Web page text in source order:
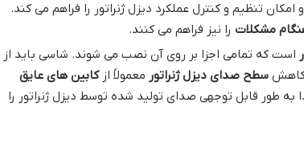
تنظیم و کنترل عملکرد دیزل ژنراتور را فراهم می کند.
مشکلات را نیز فراهم می کنند.
است که تمامی اجزا بر روی آن نصب می شوند. شاسی باید از
کاهشسطح صدای دیزل ژنراتور معمولاً ازکابین های عایق
طور قابل توجهی صدای تولید شده توسط دیزل ژنراتور را